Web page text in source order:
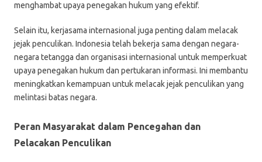
menghambat upaya penegakan hukum yang efektif.
Selain itu, kerjasama internasional juga penting dalam melacak
jejak penculikan. Indonesia telah bekerja sama dengan negara-
negara tetangga dan organisasi internasional untuk memperkuat
upaya penegakan hukum dan pertukaran informasi. Ini membantu
meningkatkan kemampuan untuk melacak jejak penculikan yang
melintasi batas negara.
Peran Masyarakat dalam Pencegahan dan
Pelacakan Penculikan